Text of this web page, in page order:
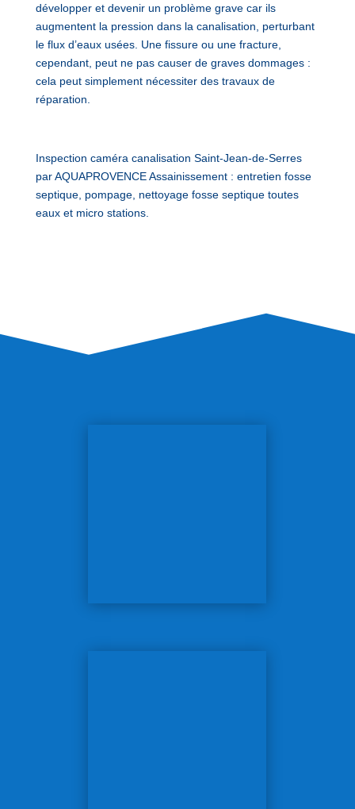
développer et devenir un problème grave car ils
augmentent la pression dans la canalisation, perturbant
le flux d’eaux usées. Une fissure ou une fracture,
cependant, peut ne pas causer de graves dommages :
cela peut simplement nécessiter des travaux de
réparation.
Inspection caméra canalisation Saint-Jean-de-Serres
par AQUAPROVENCE Assainissement : entretien fosse
septique, pompage, nettoyage fosse septique toutes
eaux et micro stations.